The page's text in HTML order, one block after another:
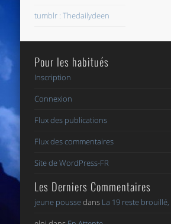
tumblr : Thedailydeen
Pour les habitués
Inscription
Connexion
Flux des publications
Flux des commentaires
Site de WordPress-FR
Les Derniers Commentaires
jeune poussedans La 19 reste